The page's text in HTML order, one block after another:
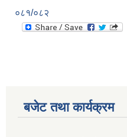
०८१/०८२
बजेट तथा कार्यक्रम